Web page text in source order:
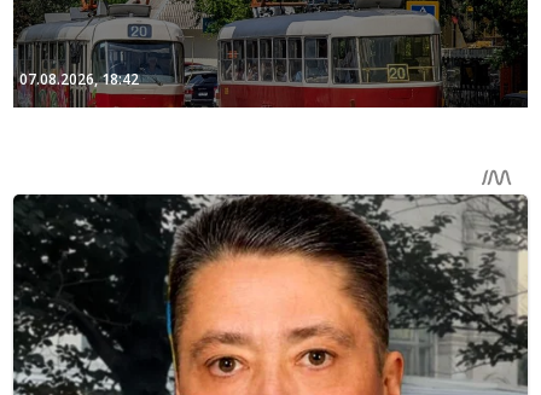
07.08.2026, 18:42